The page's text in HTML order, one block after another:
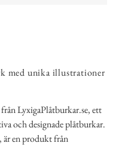
med unika illustrationer
LyxigaPlåtburkar.se, ett
och designade plåtburkar.
är en produkt från